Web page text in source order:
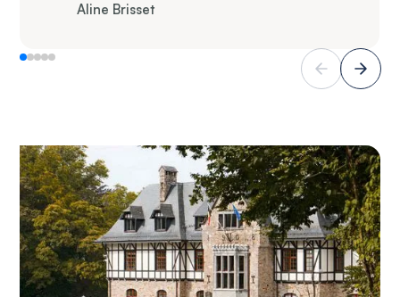
Aline Brisset